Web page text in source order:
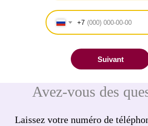
+7
Suivant
Avez-vous des
Laissez votre numéro de